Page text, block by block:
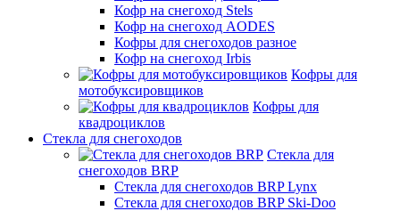
Кофр на снегоход Stels
Кофр на снегоход AODES
Кофры для снегоходов разное
Кофр на снегоход Irbis
Кофры для
мотобуксировщиков
Кофры для
квадроциклов
Стекла для снегоходов
Стекла для
снегоходов BRP
Стекла для снегоходов BRP Lynx
Стекла для снегоходов BRP Ski-Doo